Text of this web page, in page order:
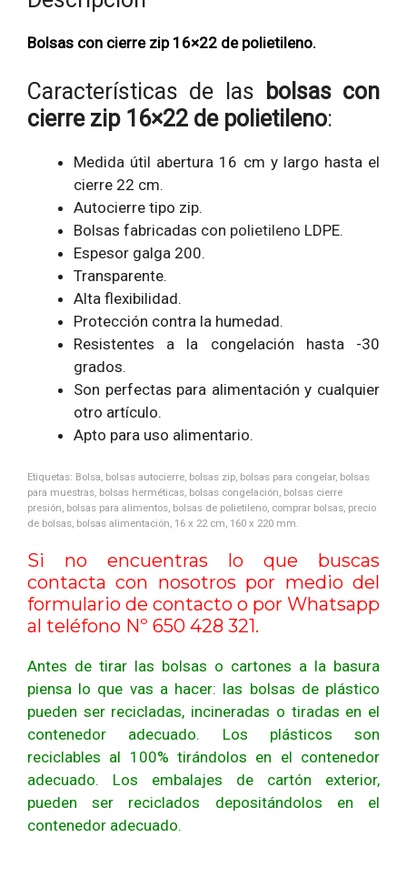
Bolsas con cierre zip 16×22 de polietileno.
Características de las
bolsas con
cierre zip 16×22 de polietileno:
Medida útil abertura 16 cm y largo hasta el
cierre 22 cm.
Autocierre tipo zip.
Bolsas fabricadas con polietileno LDPE.
Espesor galga 200.
Transparente.
Alta flexibilidad.
Protección contra la humedad.
Resistentes a la congelación hasta -30
grados.
Son perfectas para alimentación y cualquier
otro artículo.
Apto para uso alimentario.
Etiquetas: Bolsa, bolsas autocierre, bolsas zip, bolsas para congelar, bolsas
para muestras, bolsas herméticas, bolsas congelación, bolsas cierre
presión, bolsas para alimentos, bolsas de polietileno, comprar bolsas, precio
de bolsas, bolsas alimentación, 16 x 22 cm, 160 x 220 mm.
Si no encuentras lo que buscas
contacta con nosotros por medio del
formulario de contacto o por Whatsapp
al teléfono Nº 650 428 321.
Antes de tirar las bolsas o cartones a la basura
piensa lo que vas a hacer: las bolsas de plástico
pueden ser recicladas, incineradas o tiradas en el
contenedor adecuado. Los plásticos son
reciclables al 100% tirándolos en el contenedor
adecuado. Los embalajes de cartón exterior,
pueden ser reciclados depositándolos en el
contenedor adecuado.